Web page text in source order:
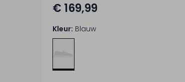
€ 169,99
Kleur: Blauw